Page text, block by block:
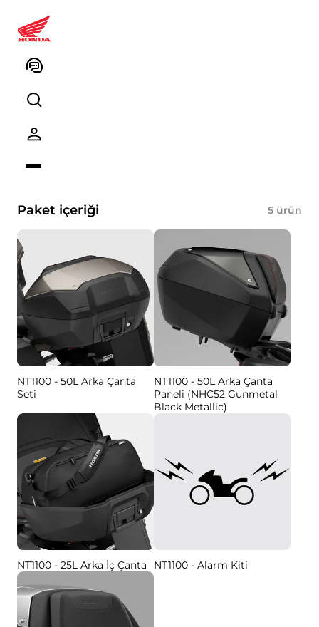
Şehir Paketi (NHC52 Gunmetal
Black Metallic)
Ürün kodu
Paket içeriği 5 ürün
NT1100 - 50L Arka Çanta
Seti
NT1100 - 50L Arka Çanta
Paneli (NHC52 Gunmetal
Black Metallic)
NT1100 - 25L Arka İç Çanta NT1100 - Alarm Kiti